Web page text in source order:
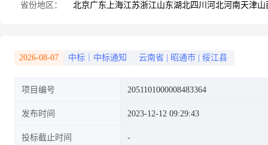
省份地区： 北京广东 上海江苏浙江山东湖北四川 河北河南天津山
2026-08-07 中标｜中标通知 云南省 昭通市 绥江县
项目编号 2051101000008483364
发布时间 2023-12-12 09:29:43
投标截止时间